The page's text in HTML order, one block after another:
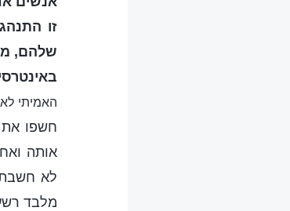
זו
שלהם,
האמיתי
חשפו את
אותה
לא
מלבד